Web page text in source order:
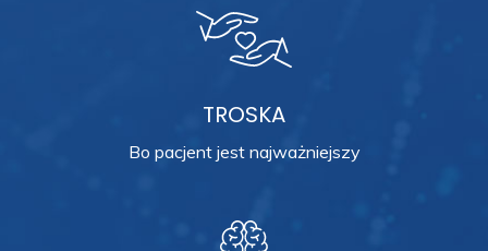
TROSKA
Bo pacjent jest najważniejszy